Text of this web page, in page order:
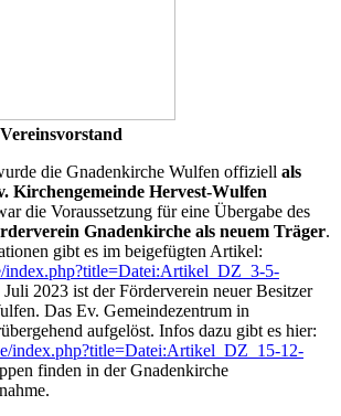
die Gnadenkirche Wulfen offiziell als
Kirchengemeinde Hervest-Wulfen
die Voraussetzung für eine Übergabe des
Gnadenkirche als neuem Träger.
gibt es im beigefügten Artikel:
5-
Juli 2023 ist der Förderverein neuer Besitzer
Das Ev. Gemeindezentrum in
aufgelöst. Infos dazu gibt es hier:
index.php?title=Datei:Artikel_DZ_15-12-
finden in der Gnadenkirche